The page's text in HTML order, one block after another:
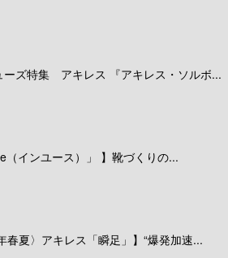
ーズ特集 アキレス 『アキレス・ソルボ...
（インユース）」 】靴づくりの...
春夏〉アキレス「瞬足」】“爆発加速...